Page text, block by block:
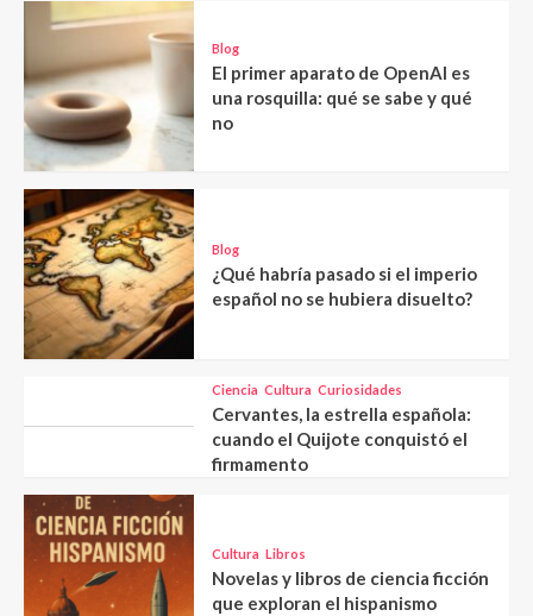
Blog
El primer aparato de OpenAI es
una rosquilla: qué se sabe y qué
no
Blog
¿Qué habría pasado si el imperio
español no se hubiera disuelto?
Ciencia Cultura Curiosidades
Cervantes, la estrella española:
cuando el Quijote conquistó el
firmamento
Cultura Libros
Novelas y libros de ciencia ficción
que exploran el hispanismo